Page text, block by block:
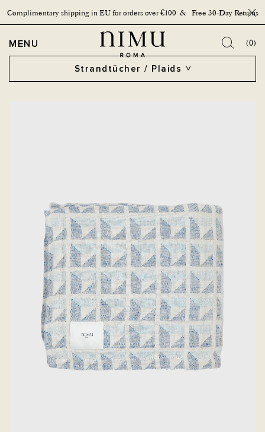
Complimentary shipping in EU for orders over €100 & Free 30-Day Returns
OPEN MENU
MENU (0)
Strandtücher / Plaids